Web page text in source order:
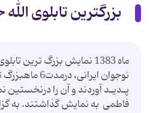
بزرگترین تابلوی
ماه 1383 نمایش بزرگ ترین
فاطمی ‎ به‎ نمایش‎ گذاشتند. به‎‎ گزارش‎ واحد مركزی‎...